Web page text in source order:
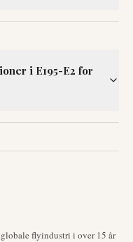
i E195-E2 for
flyindustri i over 15 år